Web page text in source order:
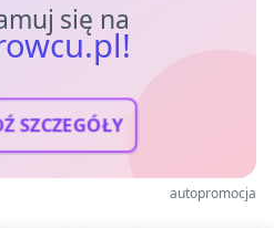
się na
SZCZEGÓŁY
autopromocja